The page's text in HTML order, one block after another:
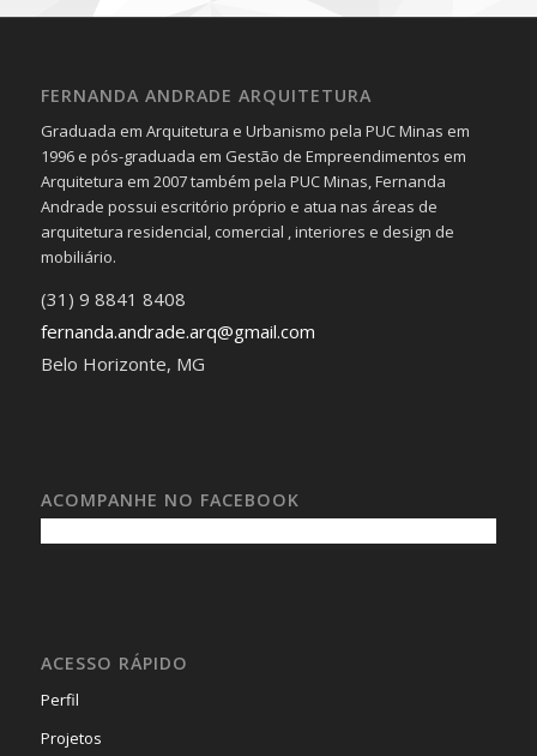
FERNANDA ANDRADE ARQUITETURA
Graduada em Arquitetura e Urbanismo pela PUC Minas em
1996 e pós-graduada em Gestão de Empreendimentos em
Arquitetura em 2007 também pela PUC Minas, Fernanda
Andrade possui escritório próprio e atua nas áreas de
arquitetura residencial, comercial , interiores e design de
mobiliário.
(31) 9 8841 8408
fernanda.andrade.arq@gmail.com
Belo Horizonte, MG
ACOMPANHE NO FACEBOOK
ACESSO RÁPIDO
Perfil
Projetos